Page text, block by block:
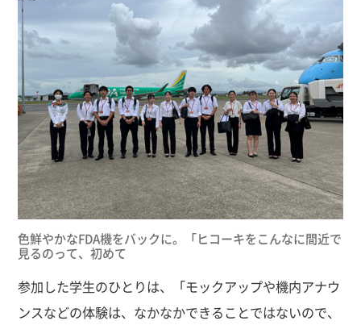
色鮮やかなFDA機をバックに。「ヒコーキをこんなに間近で
見るのって、初めて
参加した学生のひとりは、「モックアップや機内アナウ
ンスなどの体験は、なかなかできることではないので、